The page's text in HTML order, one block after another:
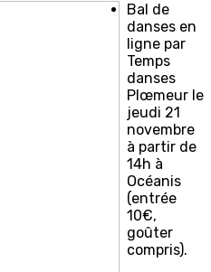
Bal de
danses en
ligne par
Temps
danses
Plœmeur le
jeudi 21
novembre
à partir de
14h à
Océanis
(entrée
10€,
goûter
compris).